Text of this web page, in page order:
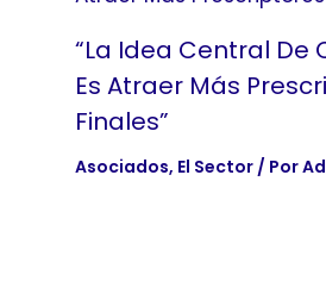
“La Idea Central De
Es Atraer Más
Finales”
Asociados, El Sector/ Por